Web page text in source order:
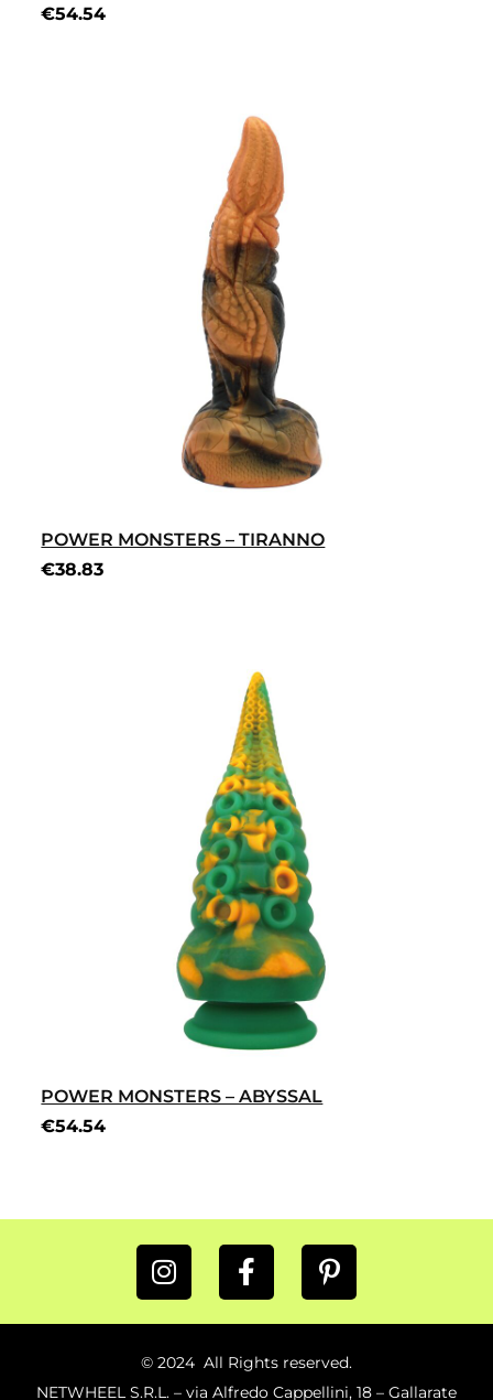
€54.54
POWER MONSTERS – TIRANNO
€38.83
POWER MONSTERS – ABYSSAL
€54.54
© 2024 All Rights reserved.
NETWHEEL S.R.L. – via Alfredo Cappellini, 18 – Gallarate